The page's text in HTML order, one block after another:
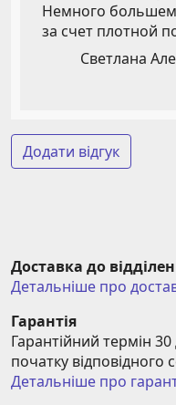
Немного
за счет плотной
Светлана
Додати відгук
Доставка до
Детальніше про
Гарантія
Гарантійний термін
початку відповідного
Детальніше про